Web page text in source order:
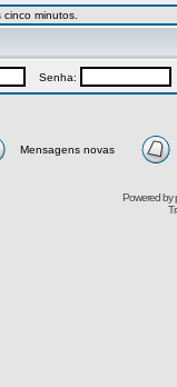
minutos.
Senha:
Mensagens novas
Powered by